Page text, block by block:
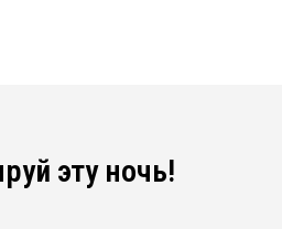
эту ночь!